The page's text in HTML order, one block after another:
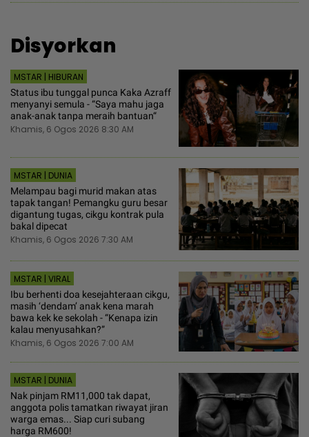
Disyorkan
MSTAR | HIBURAN
Status ibu tunggal punca Kaka Azraff
menyanyi semula - “Saya mahu jaga
anak-anak tanpa meraih bantuan“
Khamis, 6 Ogos 2026 8:30 AM
MSTAR | DUNIA
Melampau bagi murid makan atas
tapak tangan! Pemangku guru besar
digantung tugas, cikgu kontrak pula
bakal dipecat
Khamis, 6 Ogos 2026 7:30 AM
MSTAR | VIRAL
Ibu berhenti doa kesejahteraan cikgu,
masih ‘dendam’ anak kena marah
bawa kek ke sekolah - “Kenapa izin
kalau menyusahkan?”
Khamis, 6 Ogos 2026 7:00 AM
MSTAR | DUNIA
Nak pinjam RM11,000 tak dapat,
anggota polis tamatkan riwayat jiran
warga emas... Siap curi subang
harga RM600!